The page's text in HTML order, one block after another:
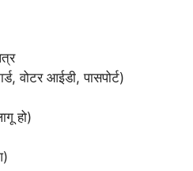
वोटर आईडी, पासपोर्ट)
हो)